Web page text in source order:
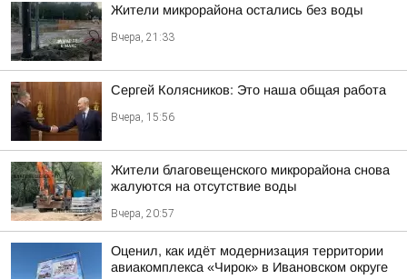
Жители микрорайона остались без воды
Вчера, 21:33
Сергей Колясников: Это наша общая работа
Вчера, 15:56
Жители благовещенского микрорайона снова
жалуются на отсутствие воды
Вчера, 20:57
Оценил, как идёт модернизация территории
авиакомплекса «Чирок» в Ивановском округе